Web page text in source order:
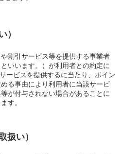
）
割引サービス等を提供する事業者
いいます。）が利用者との約定に
ービスを提供するに当たり、ポイン
る事由により利用者に当該サービ
が付与されない場合があることに
す。
扱い）